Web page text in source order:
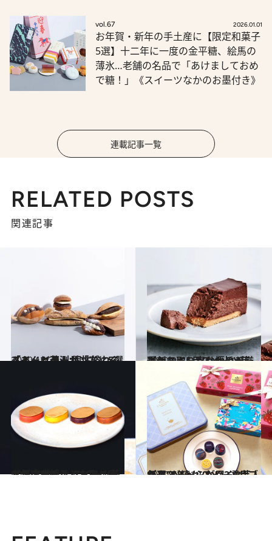
vol.67 2026.01.01
お年賀・新年の手土産に【限定和菓子
5選】十二年に一度の金平糖、絵馬の
薄氷…老舗の名品で「あけましておめ
で糖！」《スイーツなかのお墨付き》
連載記事一覧
RELATED POSTS
関連記事
2020.10.23
スイーツ芸人が「次にくる！」と予測 個性溢れる「あんバターサンド」5選
グルメ 2020.9.6
最新お取り寄せ極旨チーズケーキ5品スイーツ芸人・スイーツなかのが厳選
グルメ
2020.7.18
人気店が続々とお取り寄せスタート♡ スイーツ芸人が速攻ポチッたスイーツ
グルメ 2020.7.16
毎月スイーツが届く“サブスク”が続々 スイーツ芸人が選ぶスベらない3選♡
グルメ